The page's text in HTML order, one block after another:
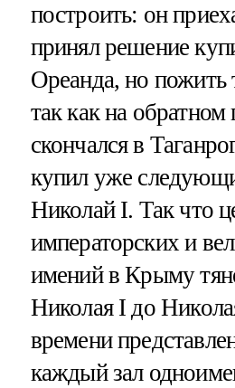
построить: он
принял решение
Ореанда, но пожить
так как на обратном
скончался в
купил уже
Николай I. Так что
императорских и
имений в Крыму
Николая I до
времени
каждый зал